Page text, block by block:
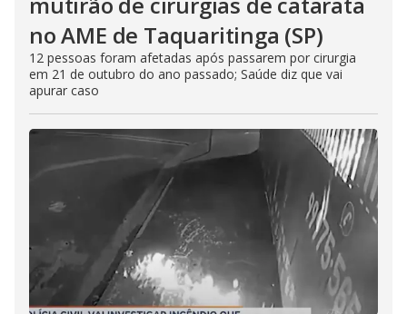
no AME de Taquaritinga (SP)
12 pessoas foram afetadas após passarem por cirurgia
em 21 de outubro do ano passado; Saúde diz que vai
apurar caso